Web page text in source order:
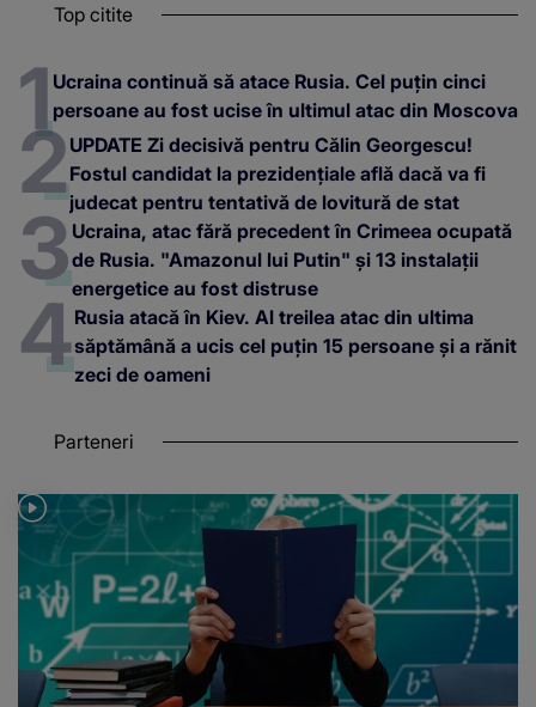
Top citite
Ucraina continuă să atace Rusia. Cel puțin cinci
persoane au fost ucise în ultimul atac din Moscova
UPDATE Zi decisivă pentru Călin Georgescu!
Fostul candidat la prezidențiale află dacă va fi
judecat pentru tentativă de lovitură de stat
Ucraina, atac fără precedent în Crimeea ocupată
de Rusia. "Amazonul lui Putin" și 13 instalații
energetice au fost distruse
Rusia atacă în Kiev. Al treilea atac din ultima
săptămână a ucis cel puțin 15 persoane și a rănit
zeci de oameni
Parteneri